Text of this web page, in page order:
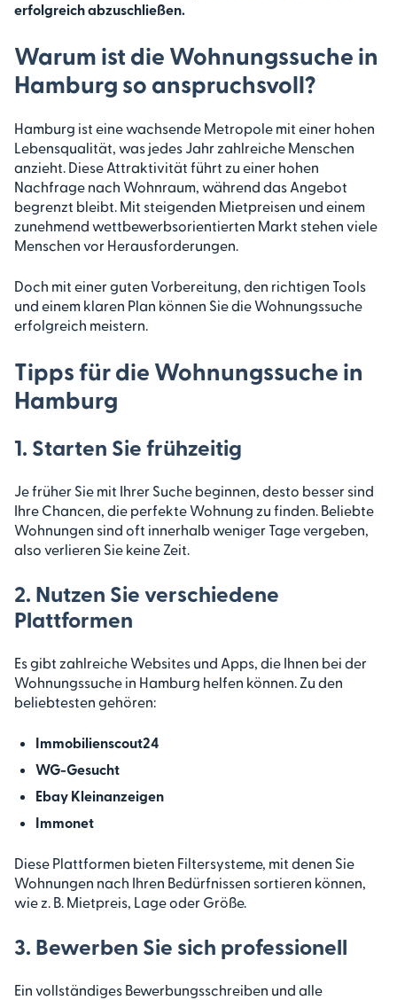
erfolgreich abzuschließen.
Warum ist die Wohnungssuche in
Hamburg so anspruchsvoll?
Hamburg ist eine wachsende Metropole mit einer hohen
Lebensqualität, was jedes Jahr zahlreiche Menschen
anzieht. Diese Attraktivität führt zu einer hohen
Nachfrage nach Wohnraum, während das Angebot
begrenzt bleibt. Mit steigenden Mietpreisen und einem
zunehmend wettbewerbsorientierten Markt stehen viele
Menschen vor Herausforderungen.
Doch mit einer guten Vorbereitung, den richtigen Tools
und einem klaren Plan können Sie die Wohnungssuche
erfolgreich meistern.
Tipps für die Wohnungssuche in
Hamburg
1. Starten Sie frühzeitig
Je früher Sie mit Ihrer Suche beginnen, desto besser sind
Ihre Chancen, die perfekte Wohnung zu finden. Beliebte
Wohnungen sind oft innerhalb weniger Tage vergeben,
also verlieren Sie keine Zeit.
2. Nutzen Sie verschiedene
Plattformen
Es gibt zahlreiche Websites und Apps, die Ihnen bei der
Wohnungssuche in Hamburg helfen können. Zu den
beliebtesten gehören:
Immobilienscout24
WG-Gesucht
Ebay Kleinanzeigen
Immonet
Diese Plattformen bieten Filtersysteme, mit denen Sie
Wohnungen nach Ihren Bedürfnissen sortieren können,
wie z. B. Mietpreis, Lage oder Größe.
3. Bewerben Sie sich professionell
Ein vollständiges Bewerbungsschreiben und alle